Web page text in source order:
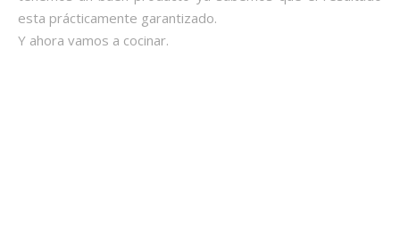
esta prácticamente garantizado.
Y ahora vamos a cocinar.